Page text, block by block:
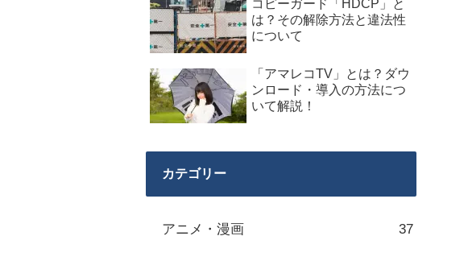
コピーガード「HDCP」と
は？その解除方法と違法性
について
「アマレコTV」とは？ダウ
ンロード・導入の方法につ
いて解説！
カテゴリー
アニメ・漫画 37